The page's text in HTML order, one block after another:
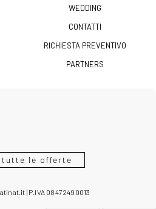
WEDDING
CONTATTI
RICHIESTA PREVENTIVO
PARTNERS
CARTA DI CREDITO!
le offerte
| P.IVA 08472490013